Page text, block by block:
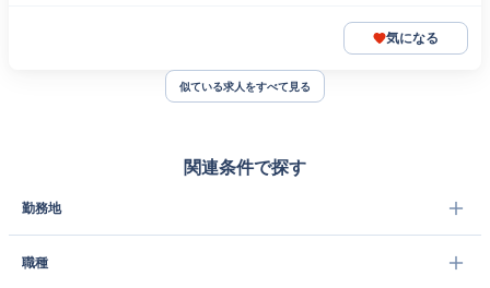
気になる
似ている求人をすべて見る
関連条件で探す
勤務地
職種